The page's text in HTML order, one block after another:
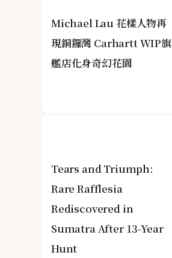
Michael Lau 花樣人物再
現銅鑼灣 Carhartt WIP旗
艦店化身奇幻花園
Tears and Triumph:
Rare Rafflesia
Rediscovered in
Sumatra After 13-Year
Hunt